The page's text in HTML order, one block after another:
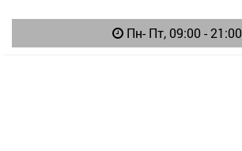
Пн- Пт, 09:00 - 21:00